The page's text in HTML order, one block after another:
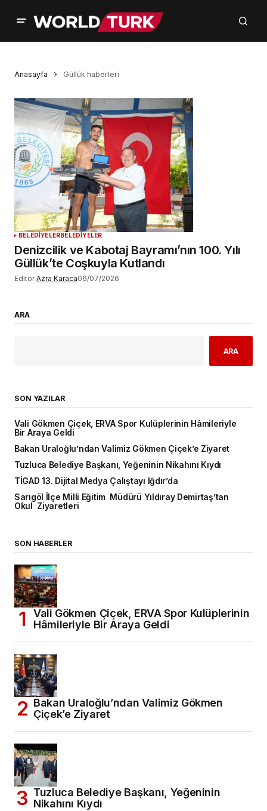
Anasayfa Güllük haberleri
BELEDİYELERBELEDİYELER
Denizcilik ve Kabotaj Bayramı’nın 100. Yılı
Güllük’te Coşkuyla Kutlandı
Editör Azra Karaca06/07/2026
ARA
ARA
SON YAZILAR
Vali Gökmen Çiçek, ERVA Spor Kulüplerinin Hâmileriyle
Bir Araya Geldi
Bakan Uraloğlu’ndan Valimiz Gökmen Çiçek’e Ziyaret
Tuzluca Belediye Başkanı, Yeğeninin Nikahını Kıydı
TİGAD 13. Dijital Medya Çalıştayı Iğdır’da
Sarıgöl İlçe Milli Eğitim Müdürü Yıldıray Demirtaş’tan
Okul Ziyaretleri
SON HABERLER
Vali Gökmen Çiçek, ERVA Spor Kulüplerinin
Hâmileriyle Bir Araya Geldi
Bakan Uraloğlu’ndan Valimiz Gökmen
Çiçek’e Ziyaret
Tuzluca Belediye Başkanı, Yeğeninin
Nikahını Kıydı